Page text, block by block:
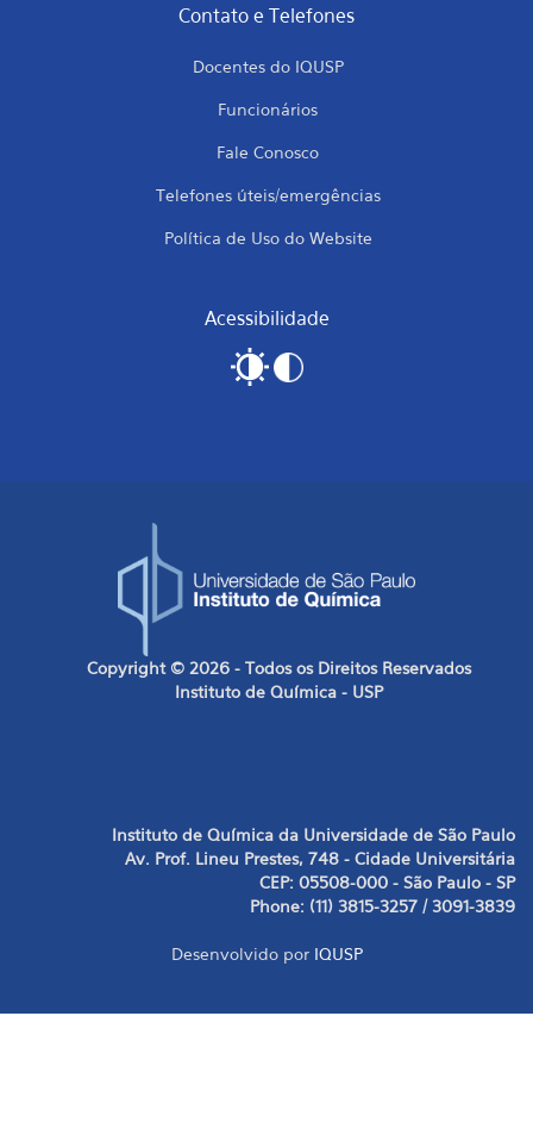
Contato e Telefones
Docentes do IQUSP
Funcionários
Fale Conosco
Telefones úteis/emergências
Política de Uso do Website
Acessibilidade
Copyright © 2026 - Todos os Direitos Reservados
Instituto de Química - USP
Instituto de Química da Universidade de São Paulo
Av. Prof. Lineu Prestes, 748 - Cidade Universitária
CEP: 05508-000 - São Paulo - SP
Phone: (11) 3815-3257 / 3091-3839
Desenvolvido por IQUSP